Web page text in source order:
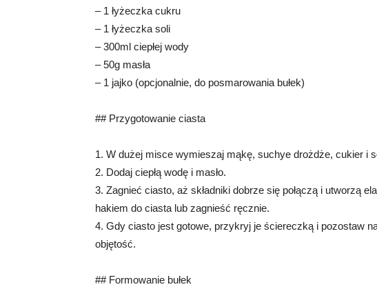
– 1 łyżeczka cukru
– 1 łyżeczka soli
– 300ml ciepłej wody
– 50g masła
– 1 jajko (opcjonalnie, do posmarowania bułek)
## Przygotowanie ciasta
1. W dużej misce wymieszaj mąkę, suchye drożdże, cukier i
2. Dodaj ciepłą wodę i masło.
3. Zagnieć ciasto, aż składniki dobrze się połączą i utworzą
hakiem do ciasta lub zagnieść ręcznie.
4. Gdy ciasto jest gotowe, przykryj je ściereczką i pozostaw
objętość.
## Formowanie bułek